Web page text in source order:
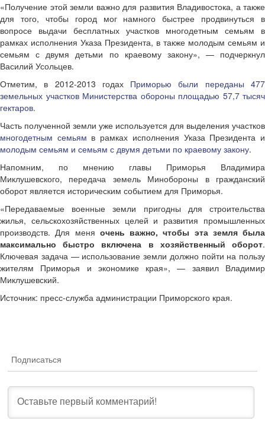
«Получение этой земли важно для развития Владивостока, а также
для того, чтобы город мог намного быстрее продвинуться в
вопросе выдачи бесплатных участков многодетным семьям в
рамках исполнения Указа Президента, в также молодым семьям и
семьям с двумя детьми по краевому закону», — подчеркнул
Василий Усольцев.
Отметим, в 2012-2013 годах Приморью были переданы 477
земельных участков Министерства обороны площадью 57,7 тысяч
гектаров.
Часть полученной земли уже используется для выделения участков
многодетным семьям в рамках исполнения Указа Президента и
молодым семьям и семьям с двумя детьми по краевому закону.
Напомним, по мнению главы Приморья Владимира
Миклушевского, передача земель Минобороны в гражданский
оборот является историческим событием для Приморья.
«Передаваемые военные земли пригодны для строительства
жилья, сельскохозяйственных целей и развития промышленных
производств. Для меня очень важно, чтобы эта земля была
максимально быстро включена в хозяйственный оборот.
Ключевая задача — использование земли должно пойти на пользу
жителям Приморья и экономике края», — заявил Владимир
Миклушевский.
Источник: пресс-служба администрации Приморского края.
Подписаться